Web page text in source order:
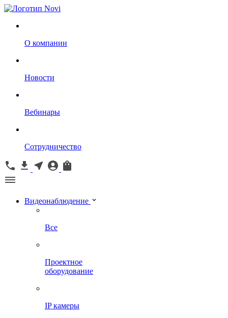
О компании
Новости
Вебинары
Сотрудничество
Видеонаблюдение
Все
Проектное
оборудование
IP камеры